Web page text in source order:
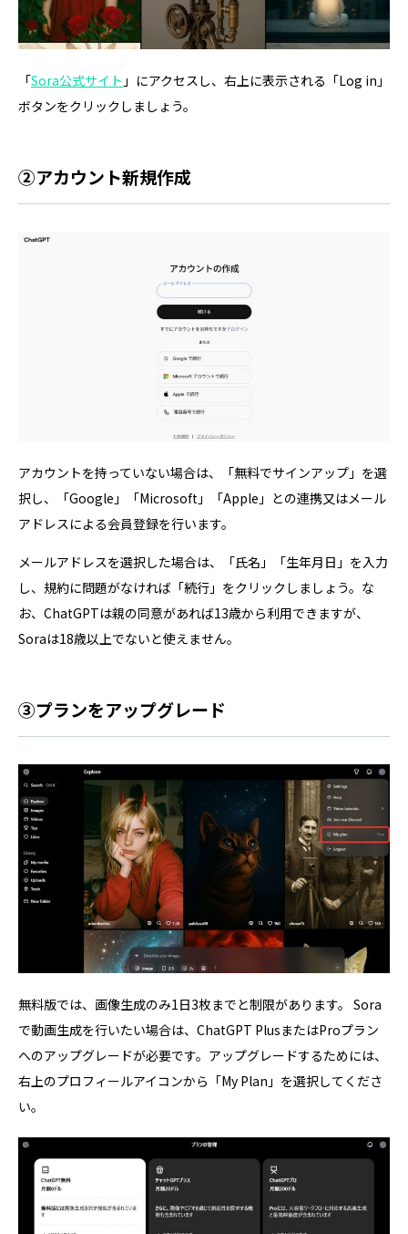
「Sora公式サイト 」にアクセスし、右上に表示される「Log in」
ボタンをクリックしましょう。
②アカウント新規作成
アカウントを持っていない場合は、「無料でサインアップ」を選
択し、「Google」「Microsoft」「Apple」との連携又はメール
アドレスによる会員登録を行います。
メールアドレスを選択した場合は、「氏名」「生年月日」を入力
し、規約に問題がなければ「続行」をクリックしましょう。な
お、ChatGPTは親の同意があれば13歳から利用できますが、
Soraは18歳以上でないと使えません。
③プランをアップグレード
無料版では、画像生成のみ1日3枚までと制限があります。 Sora
で動画生成を行いたい場合は、ChatGPT PlusまたはProプラン
へのアップグレードが必要です。アップグレードするためには、
右上のプロフィールアイコンから「My Plan」を選択してくださ
い。